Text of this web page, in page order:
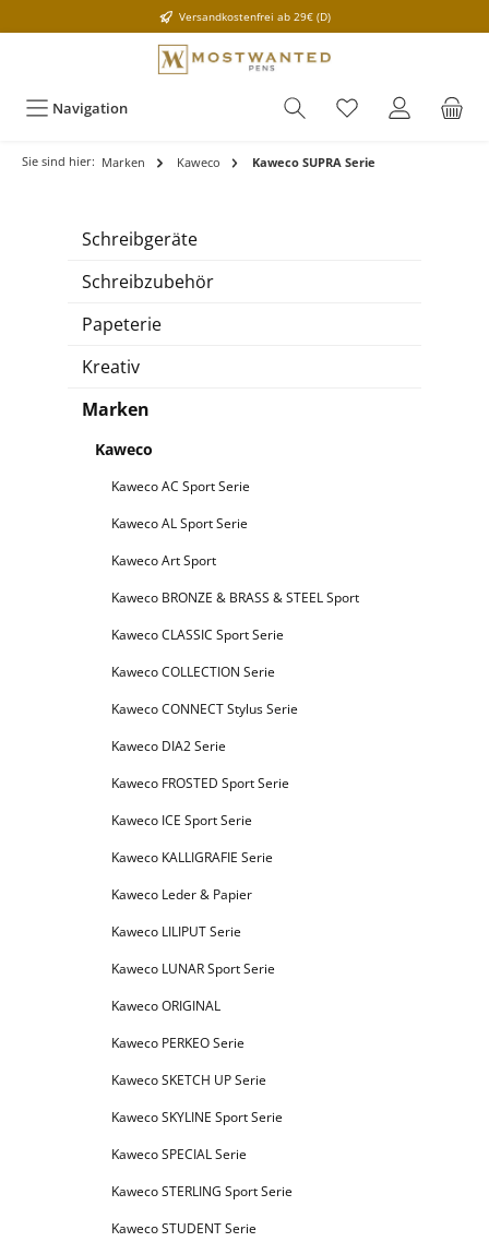
Versandkostenfrei ab 29€ (D)
Navigation
Sie sind hier: Marken Kaweco Kaweco SUPRA Serie
Schreibgeräte
Schreibzubehör
Papeterie
Kreativ
Marken
Kaweco
Kaweco AC Sport Serie
Kaweco AL Sport Serie
Kaweco Art Sport
Kaweco BRONZE & BRASS & STEEL Sport
Kaweco CLASSIC Sport Serie
Kaweco COLLECTION Serie
Kaweco CONNECT Stylus Serie
Kaweco DIA2 Serie
Kaweco FROSTED Sport Serie
Kaweco ICE Sport Serie
Kaweco KALLIGRAFIE Serie
Kaweco Leder & Papier
Kaweco LILIPUT Serie
Kaweco LUNAR Sport Serie
Kaweco ORIGINAL
Kaweco PERKEO Serie
Kaweco SKETCH UP Serie
Kaweco SKYLINE Sport Serie
Kaweco SPECIAL Serie
Kaweco STERLING Sport Serie
Kaweco STUDENT Serie